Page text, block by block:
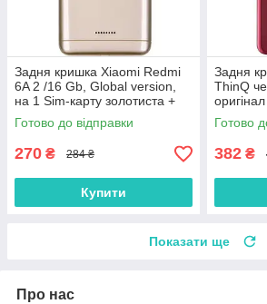
Задня кришка Xiaomi Redmi
6A 2 /16 Gb, Global version,
на 1 Sim-карту золотиста +
скло камери
Готово до відправки
270 ₴ 284 ₴
Купити
Задня
ThinQ
Готово
382 ₴
Показати ще
Про нас